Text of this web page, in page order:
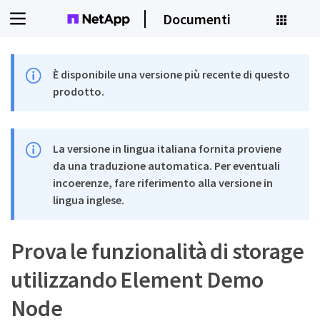
Documenti
È disponibile una versione più recente di questo
prodotto.
La versione in lingua italiana fornita proviene
da una traduzione automatica. Per eventuali
incoerenze, fare riferimento alla versione in
lingua inglese.
Prova le funzionalità di storage
utilizzando Element Demo
Node